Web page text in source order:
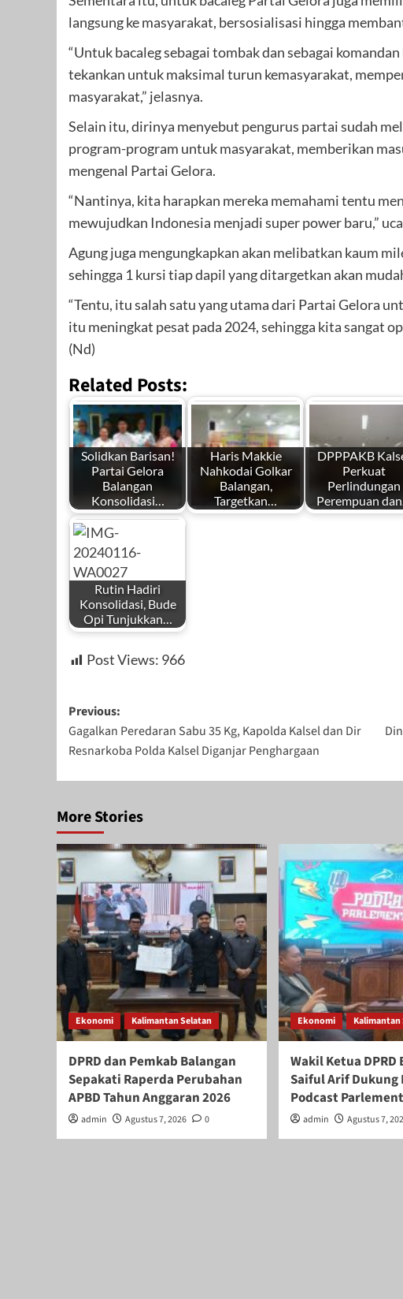
langsung ke masyarakat, bersosialisasi hingga
“Untuk bacaleg sebagai tombak dan sebagai
tekankan untuk maksimal turun kemasyarakat,
masyarakat,” jelasnya.
Selain itu, dirinya menyebut pengurus partai sudah
program-program untuk masyarakat, memberikan
mengenal Partai Gelora.
“Nantinya, kita harapkan mereka memahami tentu
mewujudkan Indonesia menjadi super power baru,”
Agung juga mengungkapkan akan melibatkan kaum
sehingga 1 kursi tiap dapil yang ditargetkan akan
“Tentu, itu salah satu yang utama dari Partai Gelora
itu meningkat pesat pada 2024, sehingga kita sangat
(Nd)
Related Posts:
Solidkan Barisan!
Partai Gelora
Balangan
Konsolidasi…
Haris Makkie
Nahkodai Golkar
Balangan,
Targetkan…
DPPPAKB
Perkuat
Perlindungan
Perempuan
Rutin Hadiri
Konsolidasi, Bude
Opi Tunjukkan…
Post Views: 966
Post
navigation
Previous:
Gagalkan Peredaran Sabu 35 Kg, Kapolda Kalsel dan Dir
Resnarkoba Polda Kalsel Diganjar Penghargaan
More Stories
Ekonomi Kalimantan Selatan
DPRD dan Pemkab Balangan
Sepakati Raperda Perubahan
APBD Tahun Anggaran 2026
admin Agustus 7, 2026 0
Ekonomi Kalimantan
Wakil Ketua DPRD
Saiful Arif Dukung
Podcast
admin Agustus 7,